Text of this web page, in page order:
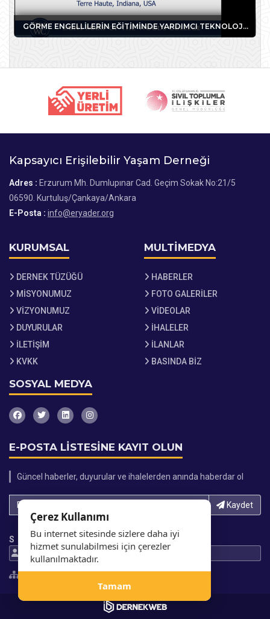
GÖRME ENGELLİLERİN EĞİTİMİNDE YARDIMCI TEKNOLOJİ -1
Kapsayıcı Erişilebilir Yaşam Derneği
Adres : Erzurum Mh. Dumlupınar Cad. Geçim Sokak No:21/5
06590. Kurtuluş/Çankaya/Ankara
E-Posta : info@eryader.org
KURUMSAL
DERNEK TÜZÜĞÜ
MİSYONUMUZ
VİZYONUMUZ
DUYURULAR
İLETİŞİM
KVKK
MULTİMEDYA
HABERLER
FOTO GALERİLER
VİDEOLAR
İHALELER
İLANLAR
BASINDA BİZ
SOSYAL MEDYA
E-POSTA LİSTESİNE KAYIT OLUN
Güncel haberler, duyurular ve ihalelerden anında haberdar ol
E-Posta adresinizi yazın... Kaydet
S
Çerez Kullanımı
Bu internet sitesinde sizlere daha iyi
hizmet sunulabilmesi için çerezler
kullanılmaktadır.
Tamam